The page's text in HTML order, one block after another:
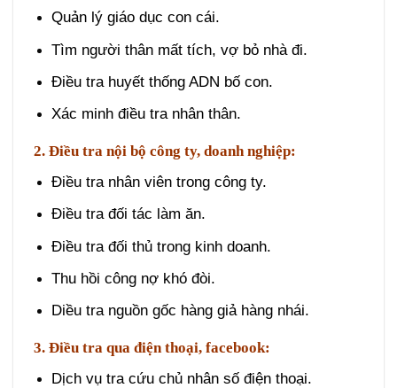
Quản lý giáo dục con cái.
Tìm người thân mất tích, vợ bỏ nhà đi.
Điều tra huyết thống ADN bố con.
Xác minh điều tra nhân thân.
2. Điều tra nội bộ công ty, doanh nghiệp:
Điều tra nhân viên trong công ty.
Điều tra đối tác làm ăn.
Điều tra đối thủ trong kinh doanh.
Thu hồi công nợ khó đòi.
Diều tra nguồn gốc hàng giả hàng nhái.
3. Điều tra qua điện thoại, facebook:
Dịch vụ tra cứu chủ nhân số điện thoại.